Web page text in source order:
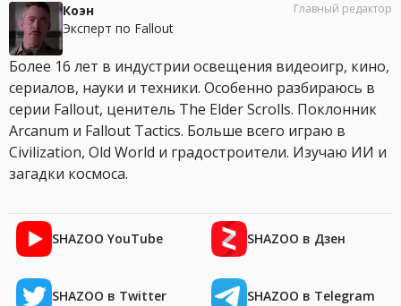
Коэн
Эксперт по Fallout
Главный редактор
Более 16 лет в индустрии освещения видеоигр, кино,
сериалов, науки и техники. Особенно разбираюсь в
серии Fallout, ценитель The Elder Scrolls. Поклонник
Arcanum и Fallout Tactics. Больше всего играю в
Civilization, Old World и градостроители. Изучаю ИИ и
загадки космоса.
SHAZOO YouTube SHAZOO в Дзен
SHAZOO в Twitter SHAZOO в Telegram